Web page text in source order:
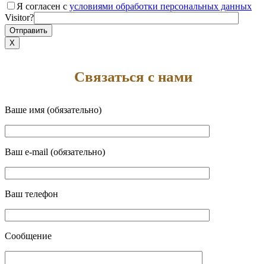
Я согласен с условиями обработки персональных данных
Visitor?
X
Связаться с нами
Ваше имя (обязательно)
Ваш e-mail (обязательно)
Ваш телефон
Сообщение